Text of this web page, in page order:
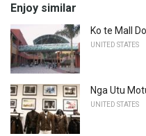
Enjoy similar
Ko te Mall
UNITED STATES
Nga Utu
UNITED STATES